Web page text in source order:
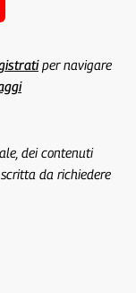
per navigare
dei contenuti
da richiedere